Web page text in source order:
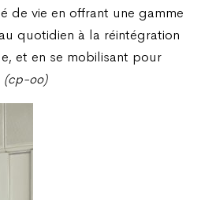
de vie en offrant une gamme
quotidien à la réintégration
et en se mobilisant pour
(cp-oo)